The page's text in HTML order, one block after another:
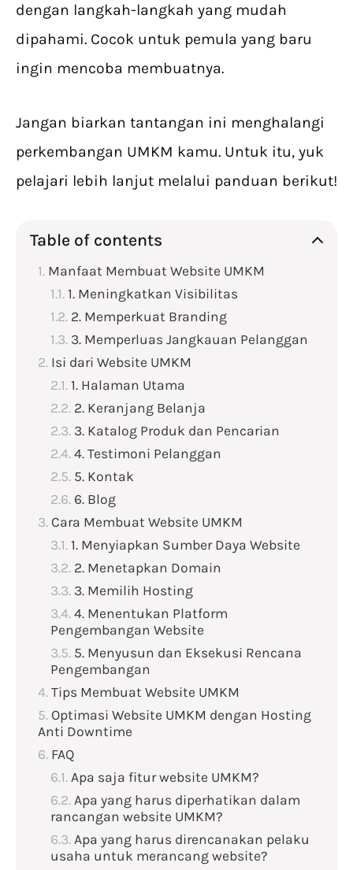
dengan langkah-langkah yang mudah
dipahami. Cocok untuk pemula yang baru
ingin mencoba membuatnya.
Jangan biarkan tantangan ini menghalangi
perkembangan UMKM kamu. Untuk itu, yuk
pelajari lebih lanjut melalui panduan berikut!
Table of contents
Manfaat Membuat Website UMKM
1. Meningkatkan Visibilitas
2. Memperkuat Branding
3. Memperluas Jangkauan Pelanggan
Isi dari Website UMKM
1. Halaman Utama
2. Keranjang Belanja
3. Katalog Produk dan Pencarian
4. Testimoni Pelanggan
5. Kontak
6. Blog
Cara Membuat Website UMKM
1. Menyiapkan Sumber Daya Website
2. Menetapkan Domain
3. Memilih Hosting
4. Menentukan Platform
Pengembangan Website
5. Menyusun dan Eksekusi Rencana
Pengembangan
Tips Membuat Website UMKM
Optimasi Website UMKM dengan Hosting
Anti Downtime
FAQ
Apa saja fitur website UMKM?
Apa yang harus diperhatikan dalam
rancangan website UMKM?
Apa yang harus direncanakan pelaku
usaha untuk merancang website?